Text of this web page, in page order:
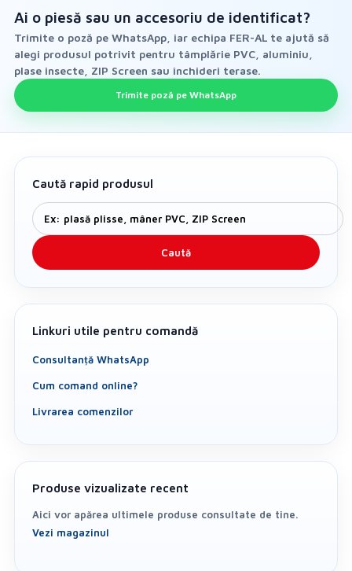
Ai o piesă sau un accesoriu de identificat?
Trimite o poză pe WhatsApp, iar echipa FER-AL te ajută să
alegi produsul potrivit pentru tâmplărie PVC, aluminiu,
plase insecte, ZIP Screen sau închideri terase.
Trimite poză pe WhatsApp
Caută rapid produsul
Caută
Linkuri utile pentru comandă
Consultanță WhatsApp
Cum comand online?
Livrarea comenzilor
Produse vizualizate recent
Aici vor apărea ultimele produse consultate de tine.
Vezi magazinul